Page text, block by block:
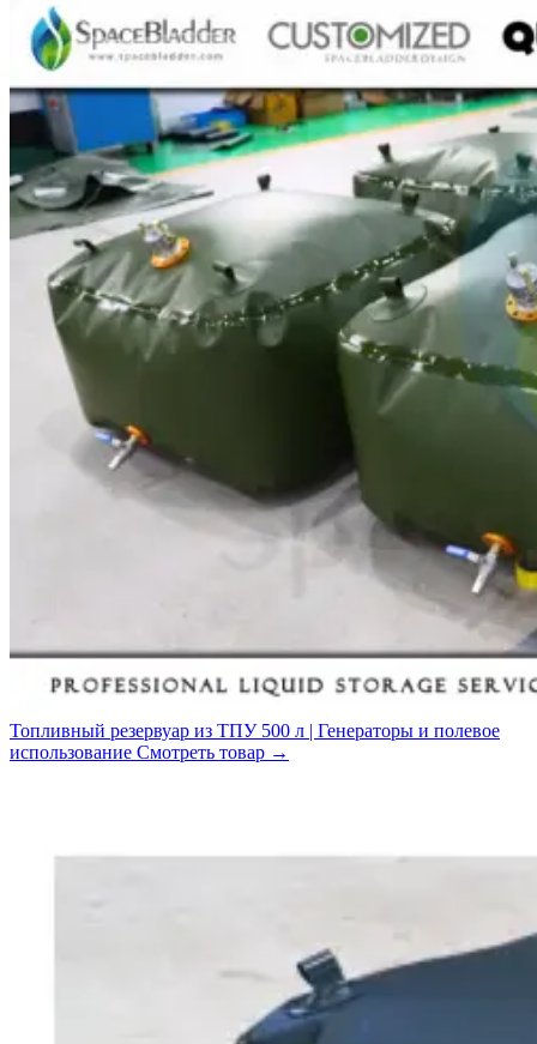
Топливный резервуар из ТПУ 500 л | Генераторы и полевое
использование Смотреть товар →